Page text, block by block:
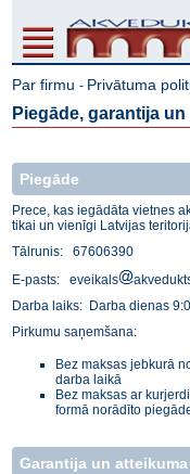
Par firmu- Privātuma
Piegāde, garantija
Piegāde
Prece, kas iegādāta vietnes
tikai un vienīgi Latvijas
Tālrunis: 67606390
E-pasts: eveikals
Darba laiks: Darba dienas
Pirkumu saņemšana:
Bez maksas jebkurā
darba laikā
Bez maksas ar
formā norādīto
Garantija un